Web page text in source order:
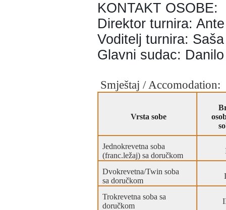
KONTAKT OSOBE:
Direktor turnira:
Voditelj turnira:
Glavni sudac:
Smještaj / Accomodation:
Vrsta sobe
Jednokrevetna soba
(franc.ležaj) sa doručkom
Dvokrevetna/Twin soba
sa doručkom
Trokrevetna soba sa
doručkom